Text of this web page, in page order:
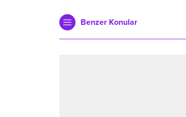
Benzer Konular